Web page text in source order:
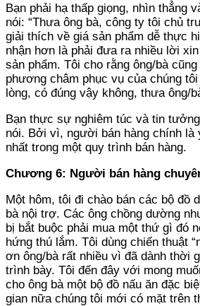
Bạn phải hạ thấp giọng, nhìn thẳng
nói: “Thưa ông bà, công ty tôi chủ
giải thích về giá sản phẩm dễ thực
nhận hơn là phải đưa ra nhiều lời
sản phẩm. Tôi cho rằng ông/bà
phương châm phục vụ của chúng
lòng, có đúng vậy không, thưa ông/
Bạn thực sự nghiêm túc và tin
nói. Bởi vì, người bán hàng chính là
nhất trong một quy trình bán hàng.
Chương 6: Người bán hàng
Một hôm, tôi đi chào bán các bộ đồ
bà nội trợ. Các ông chồng dường
bị bắt buộc phải mua một thứ gì đó
hứng thú lắm. Tôi dùng chiến thuật
ơn ông/bà rất nhiều vì đã dành thời
trình bày. Tôi đến đây với mong
cho ông bà một bộ đồ nấu ăn đặc
gian nữa chúng tôi mới có mặt trên